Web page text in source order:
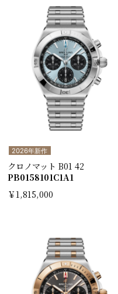
2026年新作
クロノマット B01 42
PB0158101C1A1
￥1,815,000